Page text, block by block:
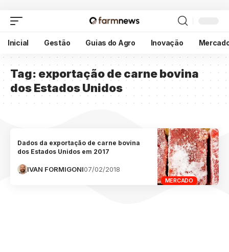
Inicial Gestão Guias do Agro Inovação
Tag: exportação de carne bovina
dos Estados Unidos
MERCADO
Dados da exportação de carne bovina
dos Estados Unidos em 2017
IVAN FORMIGONI07/02/2018